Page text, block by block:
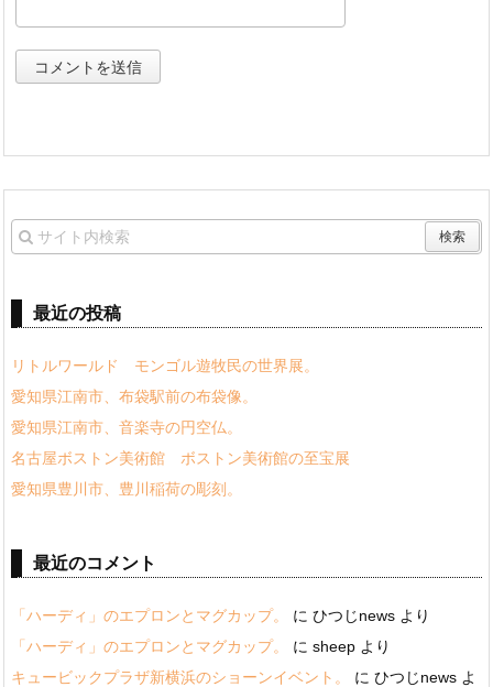
最近の投稿
リトルワールド モンゴル遊牧民の世界展。
愛知県江南市、布袋駅前の布袋像。
愛知県江南市、音楽寺の円空仏。
名古屋ボストン美術館 ボストン美術館の至宝展
愛知県豊川市、豊川稲荷の彫刻。
最近のコメント
「ハーディ」のエプロンとマグカップ。 に ひつじnews より
「ハーディ」のエプロンとマグカップ。
に sheep より
キュービックプラザ新横浜のショーンイベント。
に ひつじnews よ